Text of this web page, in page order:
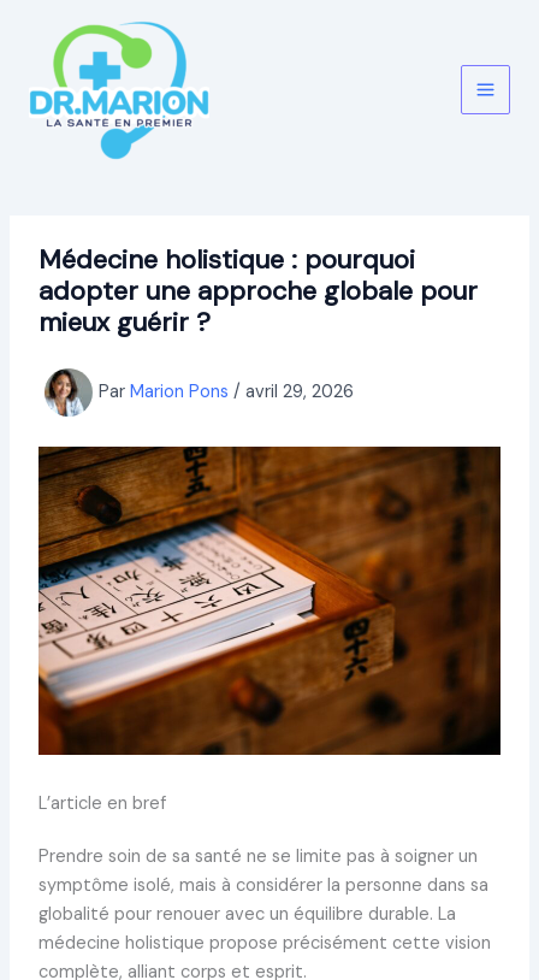
contenu
Médecine holistique : pourquoi
adopter une approche globale pour
mieux guérir ?
Par Marion Pons / avril 29, 2026
L’article en bref
Prendre soin de sa santé ne se limite pas à soigner un
symptôme isolé, mais à considérer la personne dans sa
globalité pour renouer avec un équilibre durable. La
médecine holistique propose précisément cette vision
complète, alliant corps et esprit.